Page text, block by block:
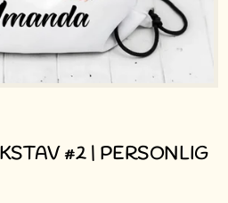
#2 | PERSONLIG